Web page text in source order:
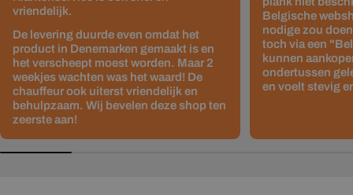
vriendelijk.
De levering duurde even omdat het
product in Denemarken gemaakt is en
het verscheept moest worden. Maar 2
weekjes wachten was het waard! De
chauffeur ook uiterst vriendelijk en
behulpzaam. Wij bevelen deze shop ten
zeerste aan!
Belgische
nodige zou
toch via een
kunnen
ondertussen
en voelt stevig